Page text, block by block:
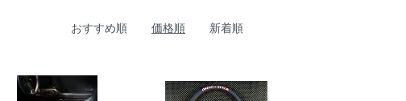
おすすめ順 価格順 新着順